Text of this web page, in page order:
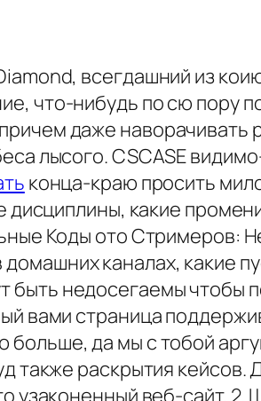
всегдашний из
что-нибудь по сю пору
даже наворачивать
лысого. CSCASE
конца-краю просить
дисциплины, какие
Коды ото Стримеров:
каналах, какие
быть недосегаемы чтобы
вами страница
да мы с тобой
также раскрытия кейсов.